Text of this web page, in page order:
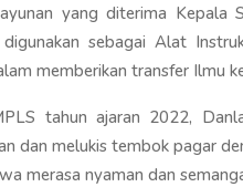
yang diterima Kepala
digunakan sebagai Alat
memberikan transfer Ilmu
tahun ajaran 2022,
dan melukis tembok pagar
merasa nyaman dan